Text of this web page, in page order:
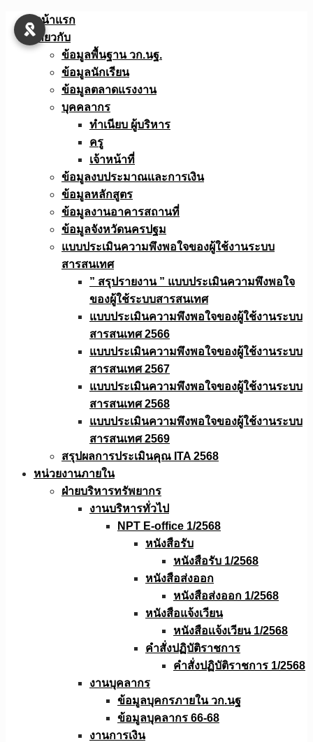
Skip
หน้าแรก
เกี่ยวกับ
ข้อมูลพื้นฐาน วก.นฐ.
ข้อมูลนักเรียน
ข้อมูลตลาดแรงงาน
บุคคลากร
ทำเนียบ ผู้บริหาร
ครู
เจ้าหน้าที่
ข้อมูลงบประมาณเเละการเงิน
ข้อมูลหลักสูตร
ข้อมูลงานอาคารสถานที่
ข้อมูลจังหวัดนครปฐม
แบบประเมินความพึงพอใจของผู้ใช้งานระบบ
สารสนเทศ
” สรุปรายงาน ” แบบประเมินความพึงพอใจ
ของผู้ใช้ระบบสารสนเทศ
แบบประเมินความพึงพอใจของผู้ใช้งานระบบ
สารสนเทศ 2566
แบบประเมินความพึงพอใจของผู้ใช้งานระบบ
สารสนเทศ 2567
แบบประเมินความพึงพอใจของผู้ใช้งานระบบ
สารสนเทศ 2568
แบบประเมินความพึงพอใจของผู้ใช้งานระบบ
สารสนเทศ 2569
สรุปผลการประเมินคุณ ITA 2568
หน่วยงานภายใน
ฝ่ายบริหารทรัพยากร
งานบริหารทั่วไป
NPT E-office 1/2568
หนังสือรับ
หนังสือรับ 1/2568
หนังสือส่งออก
หนังสือส่งออก 1/2568
หนังสือแจ้งเวียน
หนังสือเเจ้งเวียน 1/2568
คำสั่งปฏิบัติราชการ
คำสั่งปฏิบัติราชการ 1/2568
งานบุคลากร
ข้อมูลบุคกรภายใน วก.นฐ
ข้อมูลบุคลากร 66-68
งานการเงิน